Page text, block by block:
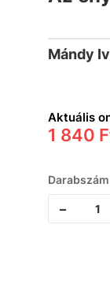
Mándy
Aktuális
1 840
Darabszám
-